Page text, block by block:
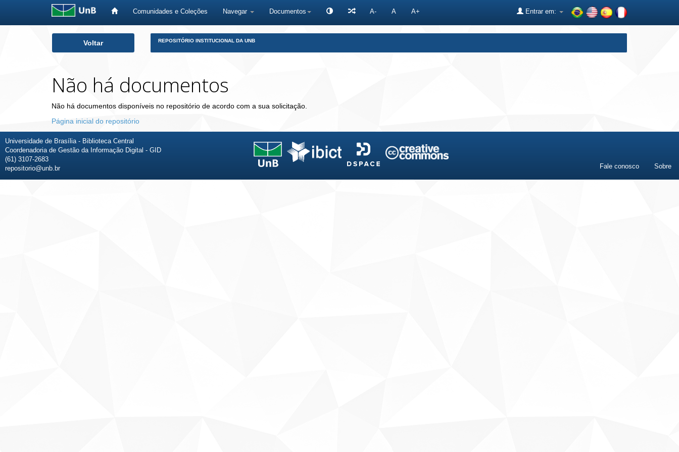
Comunidades e Coleções Navegar Documentos A- A A+ Entrar em:
Voltar REPOSITÓRIO INSTITUCIONAL DA UNB
Não há documentos
Não há documentos disponíveis no repositório de acordo com a sua solicitação.
Página inicial do repositório
Universidade de Brasília - Biblioteca Central
Coordenadoria de Gestão da Informação Digital - GID
(61) 3107-2683
repositorio@unb.br
Fale conosco Sobre